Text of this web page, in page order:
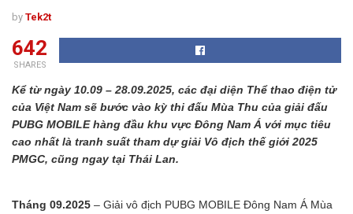
by Tek2t
642
SHARES
Kể từ ngày 10.09 – 28.09.2025, các đại diện Thể thao điện tử
của Việt Nam sẽ bước vào kỳ thi đấu Mùa Thu của giải đấu
PUBG MOBILE hàng đầu khu vực Đông Nam Á với mục tiêu
cao nhất là tranh suất tham dự giải Vô địch thế giới 2025
PMGC, cũng ngay tại Thái Lan.
Tháng 09.2025 – Giải vô địch PUBG MOBILE Đông Nam Á Mùa